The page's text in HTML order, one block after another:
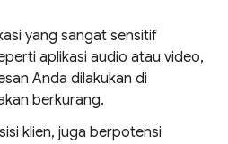
yang sangat sensitif
aplikasi audio atau video,
Anda dilakukan di
berkurang.
klien, juga berpotensi